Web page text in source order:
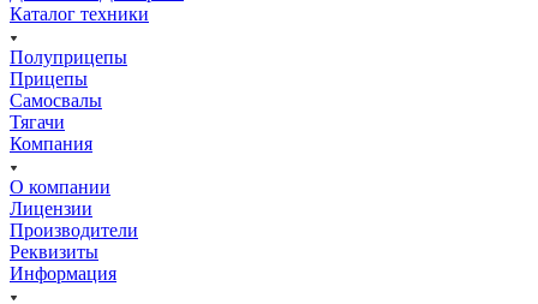
Каталог техники
Полуприцепы
Прицепы
Самосвалы
Тягачи
Компания
О компании
Лицензии
Производители
Реквизиты
Информация